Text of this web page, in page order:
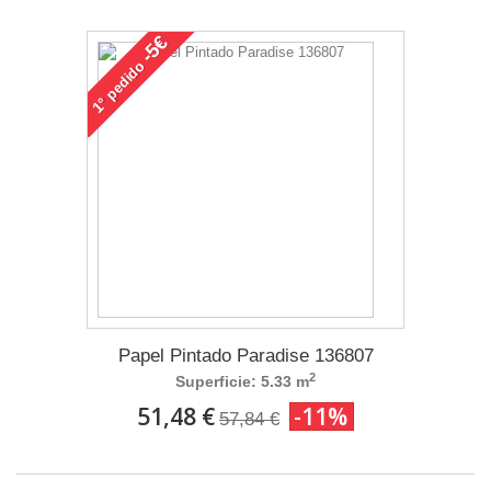
1°
pedido
-5€
Papel Pintado Paradise 136807
Superficie: 5.33 m2
51,48 € 57,84 € -11%